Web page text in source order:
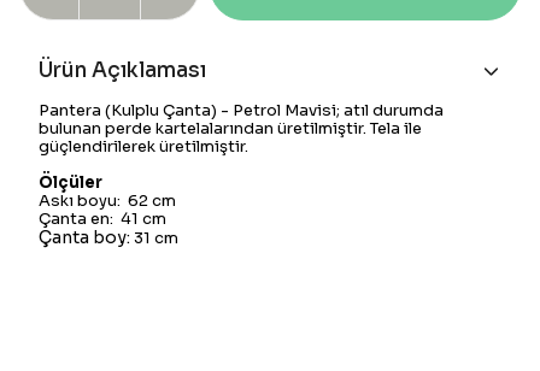
Ürün Açıklaması
Pantera (Kulplu Çanta) - Petrol Mavisi; atıl durumda
bulunan perde kartelalarından üretilmiştir. Tela ile
güçlendirilerek üretilmiştir.
Ölçüler
Askı boyu: 62 cm
Çanta en: 41 cm
Çanta boy: 31 cm